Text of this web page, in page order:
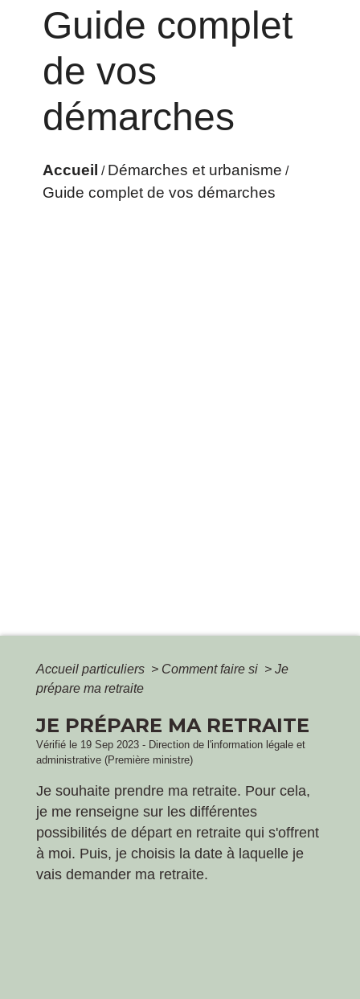
Guide complet
de vos
démarches
Accueil / Démarches et urbanisme /
Guide complet de vos démarches
Accueil particuliers > Comment faire si > Je
prépare ma retraite
JE PRÉPARE MA RETRAITE
Vérifié le 19 Sep 2023 - Direction de l'information légale et
administrative (Première ministre)
Je souhaite prendre ma retraite. Pour cela,
je me renseigne sur les différentes
possibilités de départ en retraite qui s'offrent
à moi. Puis, je choisis la date à laquelle je
vais demander ma retraite.